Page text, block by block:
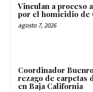
Vinculan a proceso
por el homicidio de
agosto 7, 2026
Coordinador
rezago de carpetas
en Baja California